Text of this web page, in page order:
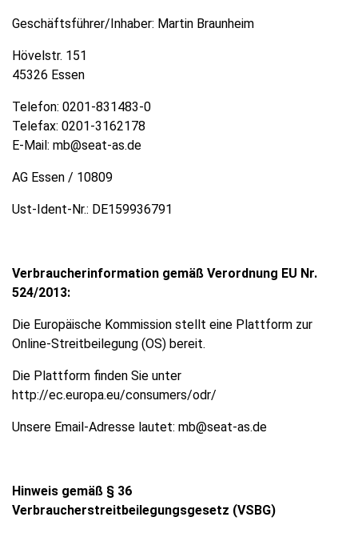
Geschäftsführer/Inhaber: Martin Braunheim
Hövelstr. 151
45326 Essen
Telefon: 0201-831483-0
Telefax: 0201-3162178
E-Mail: mb@seat-as.de
AG Essen / 10809
Ust-Ident-Nr.: DE159936791
Verbraucherinformation gemäß Verordnung EU Nr.
524/2013:
Die Europäische Kommission stellt eine Plattform zur
Online-Streitbeilegung (OS) bereit.
Die Plattform finden Sie unter
http://ec.europa.eu/consumers/odr/
Unsere Email-Adresse lautet: mb@seat-as.de
Hinweis gemäß § 36
Verbraucherstreitbeilegungsgesetz (VSBG)